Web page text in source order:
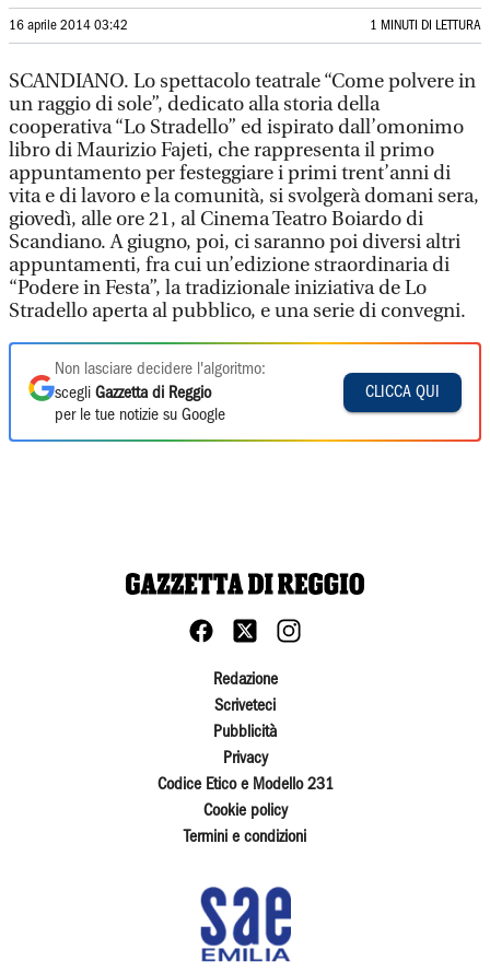
16 aprile 2014 03:42 1 MINUTI DI LETTURA
SCANDIANO. Lo spettacolo teatrale “Come polvere in
un raggio di sole”, dedicato alla storia della
cooperativa “Lo Stradello” ed ispirato dall’omonimo
libro di Maurizio Fajeti, che rappresenta il primo
appuntamento per festeggiare i primi trent’anni di
vita e di lavoro e la comunità, si svolgerà domani sera,
giovedì, alle ore 21, al Cinema Teatro Boiardo di
Scandiano. A giugno, poi, ci saranno poi diversi altri
appuntamenti, fra cui un’edizione straordinaria di
“Podere in Festa”, la tradizionale iniziativa de Lo
Stradello aperta al pubblico, e una serie di convegni.
Non lasciare decidere l'algoritmo:
scegli Gazzetta di Reggio
per le tue notizie su Google
CLICCA QUI
Redazione
Scriveteci
Pubblicità
Privacy
Codice Etico e Modello 231
Cookie policy
Termini e condizioni